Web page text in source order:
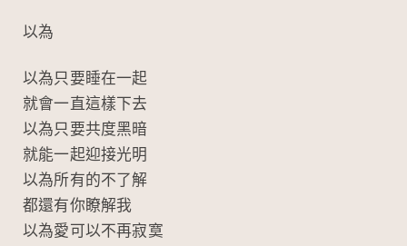
以為
以為只要睡在一起
就會一直這樣下去
以為只要共度黑暗
就能一起迎接光明
以為所有的不了解
都還有你瞭解我
以為愛可以不再寂寞